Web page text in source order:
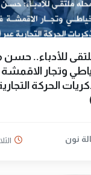
للأدباء..
وتجار الاقمشة
نون الثلاثاء 27